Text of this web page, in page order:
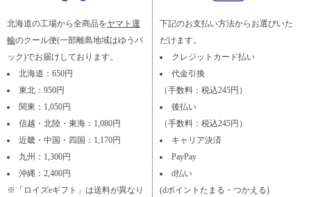
北海道の工場から全商品をヤマト運
輸のクール便(一部離島地域はゆうパ
ック)でお届けしております。
北海道：650円
東北：950円
関東：1,050円
信越・北陸・東海：1,080円
近畿・中国・四国：1,170円
九州：1,300円
沖縄：2,400円
※「ロイズeギフト」は送料が異なり
下記のお支払い方法からお選びいた
だけます。
クレジットカード払い
代金引換
（手数料：税込245円）
後払い
（手数料：税込245円）
キャリア決済
PayPay
d払い
(dポイントたまる・つかえる)